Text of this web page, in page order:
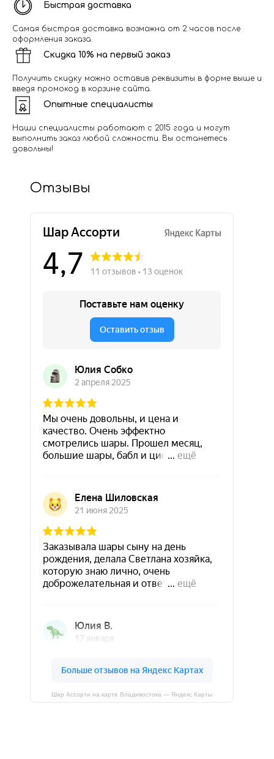
Быстрая доставка
Самая быстрая доставка возможна от 2 часов после
оформления заказа.
Скидка 10% на первый заказ
Получить скидку можно оставив реквизиты в форме выше и
введя промокод в корзине сайта.
Опытные специалисты
Наши специалисты работают с 2015 года и могут
выполнить заказ любой сложности. Вы останетесь
довольны!
Отзывы
Шар Ассорти на карте Владивостока — Яндекс Карты